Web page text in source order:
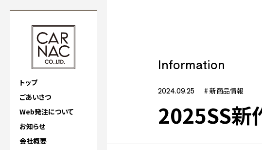
トップ
ごあいさつ
Web発注について
お知らせ
会社概要
Information
2024.09.25 # 新商品情報
2025SS新